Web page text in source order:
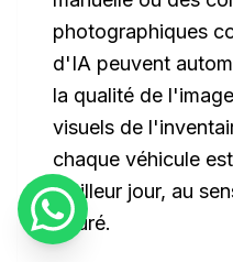
photographiques
d'IA peuvent
la qualité de
visuels de
chaque véhicule
meilleur jour, au
figuré.